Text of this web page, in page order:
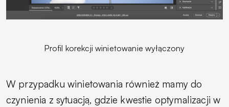
Profil korekcji winietowanie wyłączony
W przypadku winietowania również mamy do
czynienia z sytuacją, gdzie kwestie optymalizacji w